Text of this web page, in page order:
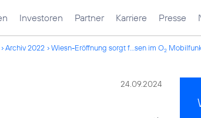
Investoren Partner Karriere Presse
Archiv 2022 Wiesn-Eröffnung sorgt f...sen im O2
24.09.2024